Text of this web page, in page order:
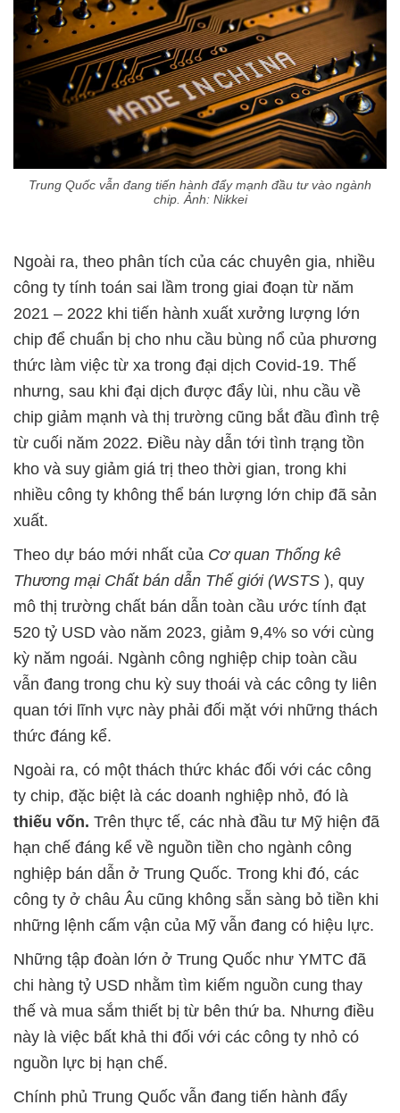
Trung Quốc vẫn đang tiến hành đẩy mạnh đầu tư vào ngành
chip. Ảnh: Nikkei
Ngoài ra, theo phân tích của các chuyên gia, nhiều
công ty tính toán sai lầm trong giai đoạn từ năm
2021 – 2022 khi tiến hành xuất xưởng lượng lớn
chip để chuẩn bị cho nhu cầu bùng nổ của phương
thức làm việc từ xa trong đại dịch Covid-19. Thế
nhưng, sau khi đại dịch được đẩy lùi, nhu cầu về
chip giảm mạnh và thị trường cũng bắt đầu đình trệ
từ cuối năm 2022. Điều này dẫn tới tình trạng tồn
kho và suy giảm giá trị theo thời gian, trong khi
nhiều công ty không thể bán lượng lớn chip đã sản
xuất.
Theo dự báo mới nhất của Cơ quan Thống kê
Thương mại Chất bán dẫn Thế giới (WSTS ), quy
mô thị trường chất bán dẫn toàn cầu ước tính đạt
520 tỷ USD vào năm 2023, giảm 9,4% so với cùng
kỳ năm ngoái. Ngành công nghiệp chip toàn cầu
vẫn đang trong chu kỳ suy thoái và các công ty liên
quan tới lĩnh vực này phải đối mặt với những thách
thức đáng kể.
Ngoài ra, có một thách thức khác đối với các công
ty chip, đặc biệt là các doanh nghiệp nhỏ, đó là
thiếu vốn. Trên thực tế, các nhà đầu tư Mỹ hiện đã
hạn chế đáng kể về nguồn tiền cho ngành công
nghiệp bán dẫn ở Trung Quốc. Trong khi đó, các
công ty ở châu Âu cũng không sẵn sàng bỏ tiền khi
những lệnh cấm vận của Mỹ vẫn đang có hiệu lực.
Những tập đoàn lớn ở Trung Quốc như YMTC đã
chi hàng tỷ USD nhằm tìm kiếm nguồn cung thay
thế và mua sắm thiết bị từ bên thứ ba. Nhưng điều
này là việc bất khả thi đối với các công ty nhỏ có
nguồn lực bị hạn chế.
Chính phủ Trung Quốc vẫn đang tiến hành đẩy